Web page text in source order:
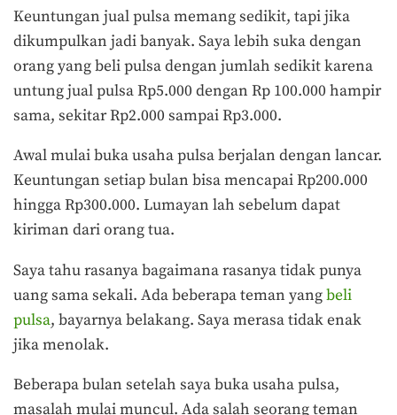
Keuntungan jual pulsa memang sedikit, tapi jika
dikumpulkan jadi banyak. Saya lebih suka dengan
orang yang beli pulsa dengan jumlah sedikit karena
untung jual pulsa Rp5.000 dengan Rp 100.000 hampir
sama, sekitar Rp2.000 sampai Rp3.000.
Awal mulai buka usaha pulsa berjalan dengan lancar.
Keuntungan setiap bulan bisa mencapai Rp200.000
hingga Rp300.000. Lumayan lah sebelum dapat
kiriman dari orang tua.
Saya tahu rasanya bagaimana rasanya tidak punya
uang sama sekali. Ada beberapa teman yangbeli
pulsa, bayarnya belakang. Saya merasa tidak enak
jika menolak.
Beberapa bulan setelah saya buka usaha pulsa,
masalah mulai muncul. Ada salah seorang teman